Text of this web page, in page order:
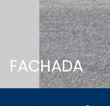
FACHADA